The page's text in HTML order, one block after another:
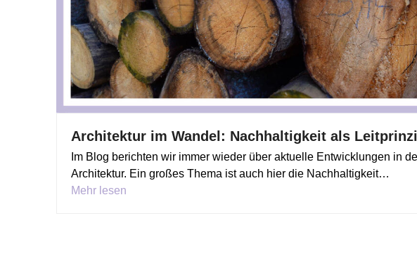
Architektur im Wandel: Nachhaltigkeit als
Im Blog berichten wir immer wieder über aktuelle Entwicklungen in
Architektur. Ein großes Thema ist auch hier die Nachhaltigkeit…
Mehr lesen